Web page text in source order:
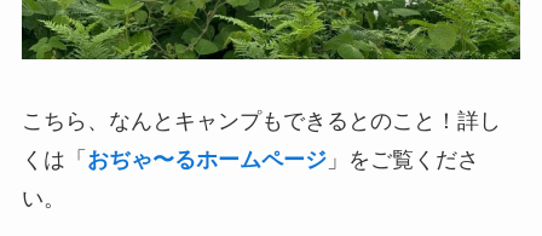
こちら、なんとキャンプもできるとのこと！詳し
くは「 おぢゃ〜るホームページ」をご覧くださ
い。